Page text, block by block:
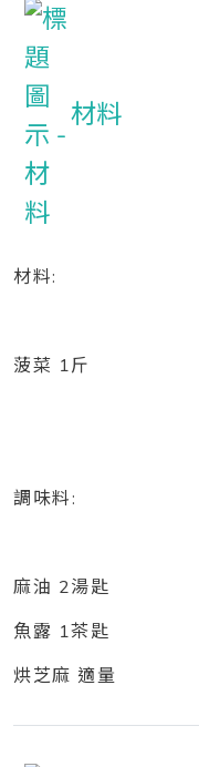
材料
材料:
菠菜 1斤
調味料:
麻油 2湯匙
魚露 1茶匙
烘芝麻 適量